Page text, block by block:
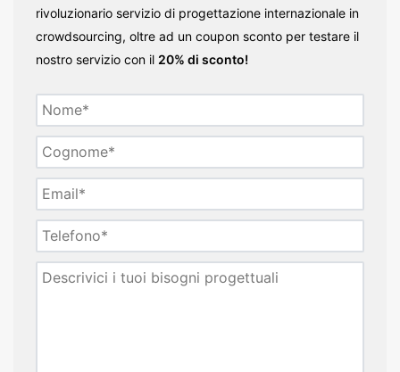
rivoluzionario servizio di progettazione internazionale in
crowdsourcing, oltre ad un coupon sconto per testare il
nostro servizio con il 20% di sconto!